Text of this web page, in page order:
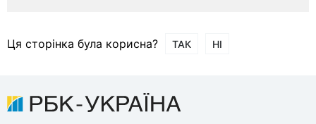
Ця сторінка була корисна? ТАК НІ